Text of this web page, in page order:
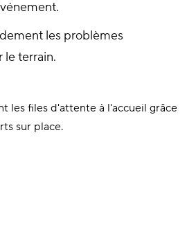
les problèmes
le terrain.